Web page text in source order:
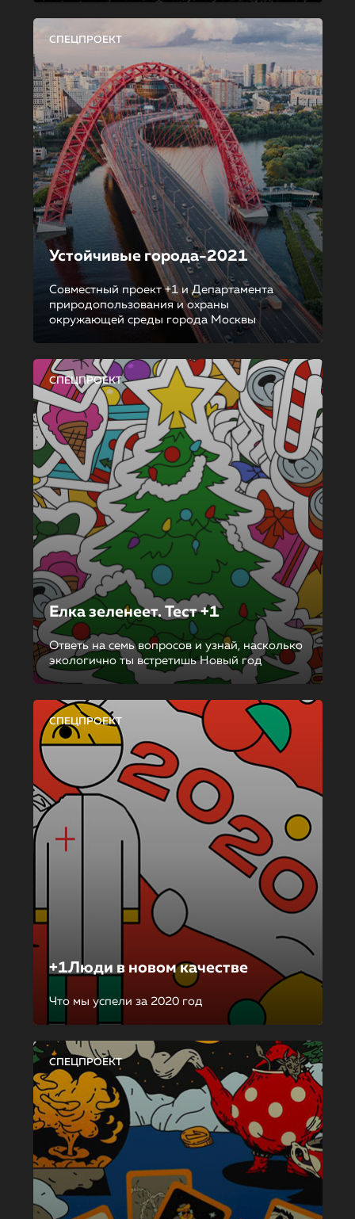
СПЕЦПРОЕКТ
Устойчивые города-2021
Совместный проект +1 и Департамента
природопользования и охраны
окружающей среды города Москвы
СПЕЦПРОЕКТ
Елка зеленеет. Тест +1
Ответь на семь вопросов и узнай, насколько
экологично ты встретишь Новый год
СПЕЦПРОЕКТ
+1Люди в новом качестве
Что мы успели за 2020 год
СПЕЦПРОЕКТ